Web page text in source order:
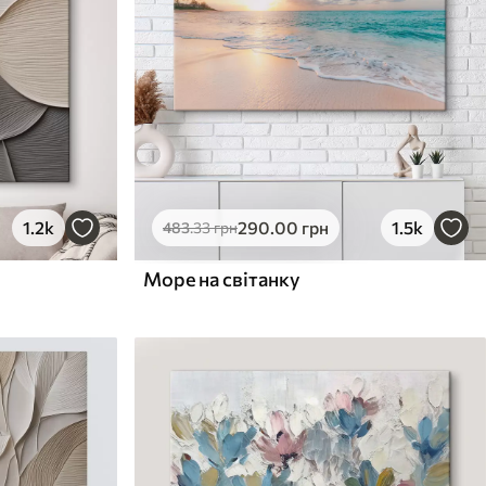
1.2k 483.33грн290.00 грн 1.5k
Море на світанку